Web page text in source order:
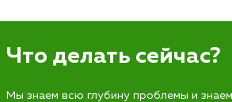
Что делать сейчас?
Мы знаем всю глубину проблемы и